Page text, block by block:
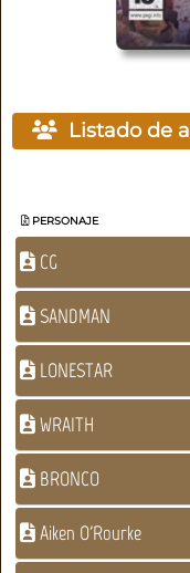
Listado de
PERSONAJE
CG
SANDMAN
LONESTAR
WRAITH
BRONCO
Aiken O'Rourke